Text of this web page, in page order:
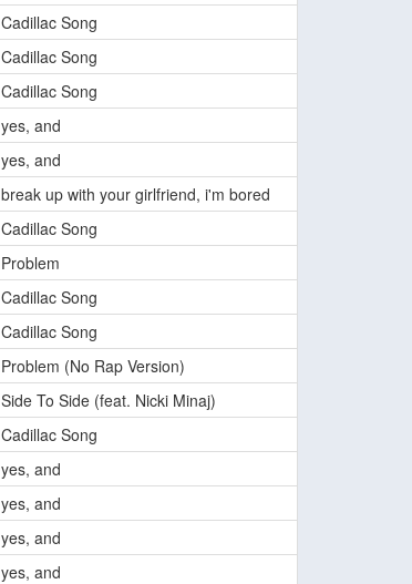
Cadillac Song
Cadillac Song
Cadillac Song
yes, and
yes, and
break up with your girlfriend, i'm bored
Cadillac Song
Problem
Cadillac Song
Cadillac Song
Problem (No Rap Version)
Side To Side (feat. Nicki Minaj)
Cadillac Song
yes, and
yes, and
yes, and
yes, and